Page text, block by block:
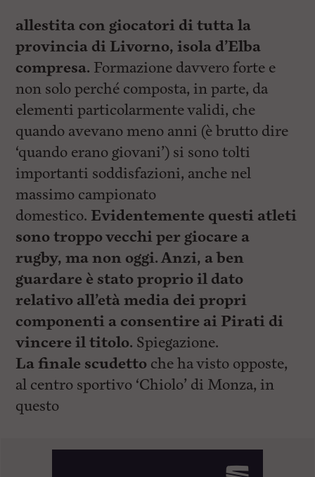
allestita con giocatori di tutta la
provincia di Livorno, isola d’Elba
compresa. Formazione davvero forte e
non solo perché composta, in parte, da
elementi particolarmente validi, che
quando avevano meno anni (è brutto dire
‘quando erano giovani’) si sono tolti
importanti soddisfazioni, anche nel
massimo campionato
domestico. Evidentemente questi atleti
sono troppo vecchi per giocare a
rugby, ma non oggi. Anzi, a ben
guardare è stato proprio il dato
relativo all’età media dei propri
componenti a consentire ai Pirati di
vincere il titolo. Spiegazione.
La finale scudetto che ha visto opposte,
al centro sportivo ‘Chiolo’ di Monza, in
questo